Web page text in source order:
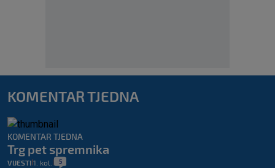
KOMENTAR TJEDNA
KOMENTAR TJEDNA
Trg pet spremnika
VIJESTI 1. kol. 5